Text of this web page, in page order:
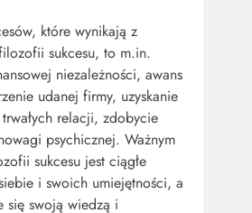
które wynikają z
sukcesu, to m.in.
niezależności, awans
udanej firmy, uzyskanie
relacji, zdobycie
psychicznej. Ważnym
sukcesu jest ciągłe
i swoich umiejętności, a
się swoją wiedzą i